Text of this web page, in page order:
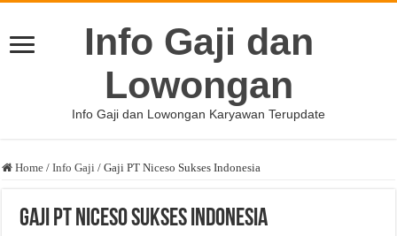
Info Gaji dan
Lowongan
Info Gaji dan Lowongan Karyawan Terupdate
Home / Info Gaji / Gaji PT Niceso Sukses Indonesia
Gaji PT Niceso Sukses Indonesia